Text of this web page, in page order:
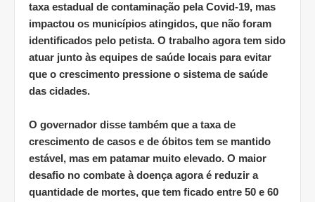
taxa estadual de contaminação pela Covid-19, mas
impactou os municípios atingidos, que não foram
identificados pelo petista. O trabalho agora tem sido
atuar junto às equipes de saúde locais para evitar
que o crescimento pressione o sistema de saúde
das cidades.
O governador disse também que a taxa de
crescimento de casos e de óbitos tem se mantido
estável, mas em patamar muito elevado. O maior
desafio no combate à doença agora é reduzir a
quantidade de mortes, que tem ficado entre 50 e 60